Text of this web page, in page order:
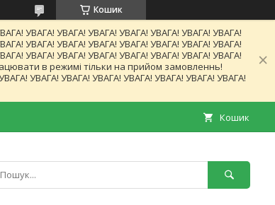
Кошик
УВАГА! УВАГА! УВАГА! УВАГА! УВАГА! УВАГА! УВАГА!
УВАГА! УВАГА! УВАГА! УВАГА! УВАГА! УВАГА! УВАГА!
УВАГА! УВАГА! УВАГА! УВАГА! УВАГА! УВАГА! УВАГА!
в режимі тільки на прийом замовленнь!
УВАГА! УВАГА! УВАГА! УВАГА! УВАГА! УВАГА! УВАГА!
Кошик